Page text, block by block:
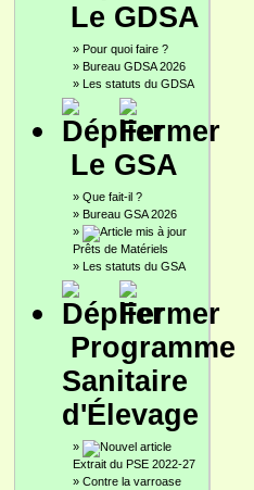
Le GDSA
» Pour quoi faire ?
» Bureau GDSA 2026
» Les statuts du GDSA
Le GSA
» Que fait-il ?
» Bureau GSA 2026
»
Prêts de Matériels
» Les statuts du GSA
Programme
Sanitaire
d'Élevage
»
Extrait du PSE 2022-27
» Contre la varroase